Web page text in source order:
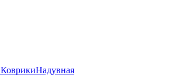
КоврикиНадувная